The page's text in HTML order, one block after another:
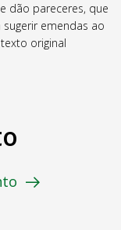
dão pareceres, que
emendas ao
texto original